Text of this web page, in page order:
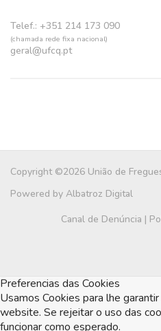
Telef.: +351 214 173 090
(chamada rede fixa nacional)
geral@ufcq.pt
Copyright ©2026 União de
Powered by Albatroz Digital
Canal de Denúncia |
Preferencias das Cookies
Usamos Cookies para lhe
website. Se rejeitar o uso das
funcionar como esperado.